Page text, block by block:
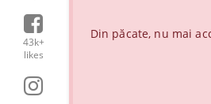
43k+
likes
Din păcate, nu mai